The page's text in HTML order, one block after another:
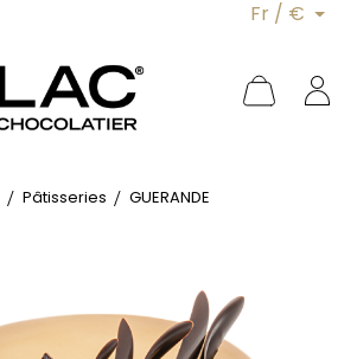
Fr / €
Pâtisseries GUERANDE